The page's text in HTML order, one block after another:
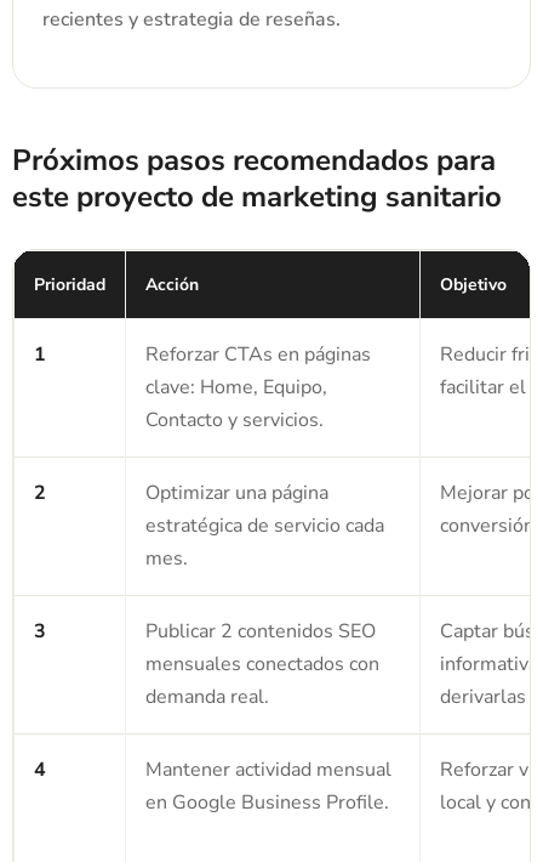
recientes y estrategia de reseñas.
Próximos pasos recomendados para
este proyecto de marketing sanitario
Prioridad Acción Objetivo
1
Reforzar CTAs en páginas
clave: Home, Equipo,
Contacto y servicios.
Reducir
facilitar el
2
Optimizar una página
estratégica de servicio cada
mes.
Mejorar
conversión
3
Publicar 2 contenidos SEO
mensuales conectados con
demanda real.
Captar
derivarlas
4
Mantener actividad mensual
en Google Business Profile.
Reforzar
local y